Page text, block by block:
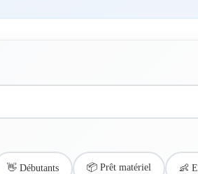
👋 Débutants 📦 Prêt matériel 👶